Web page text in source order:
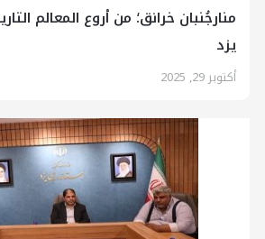
منارجُنبان خرانق؛ من أروع المعالم
يزد
أكتوبر 29, 2025